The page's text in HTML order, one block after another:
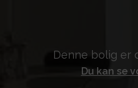
Denne bolig er
Du kan se